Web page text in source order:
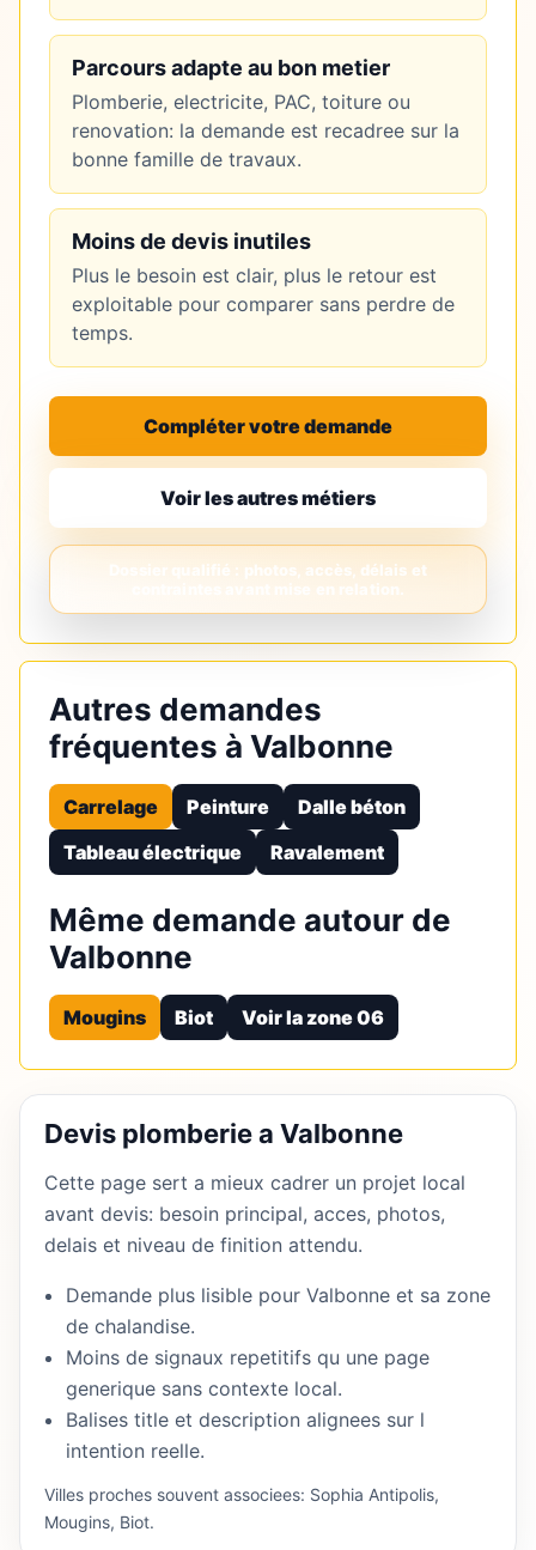
Parcours adapte au bon metier
Plomberie, electricite, PAC, toiture ou
renovation: la demande est recadree sur la
bonne famille de travaux.
Moins de devis inutiles
Plus le besoin est clair, plus le retour est
exploitable pour comparer sans perdre de
temps.
Compléter votre demande
Voir les autres métiers
Autres demandes
fréquentes à Valbonne
Carrelage Peinture
Dalle béton
Tableau électrique
Ravalement
Même demande autour de
Valbonne
Mougins Biot Voir la zone 06
Devis plomberie a Valbonne
Cette page sert a mieux cadrer un projet local
avant devis: besoin principal, acces, photos,
delais et niveau de finition attendu.
Demande plus lisible pour Valbonne et sa zone
de chalandise.
Moins de signaux repetitifs qu une page
generique sans contexte local.
Balises title et description alignees sur l
intention reelle.
Villes proches souvent associees: Sophia Antipolis,
Mougins, Biot.